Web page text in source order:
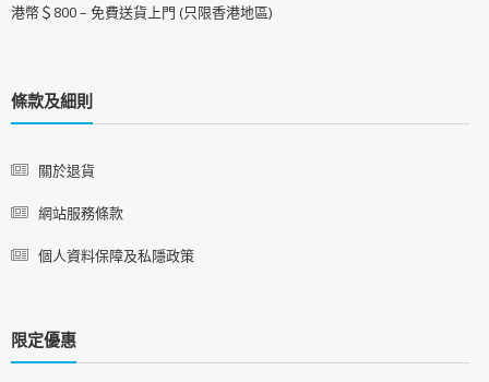
港幣＄800 – 免費送貨上門 (只限香港地區)
條款及細則
關於退貨
網站服務條款
個人資料保障及私隱政策
限定優惠